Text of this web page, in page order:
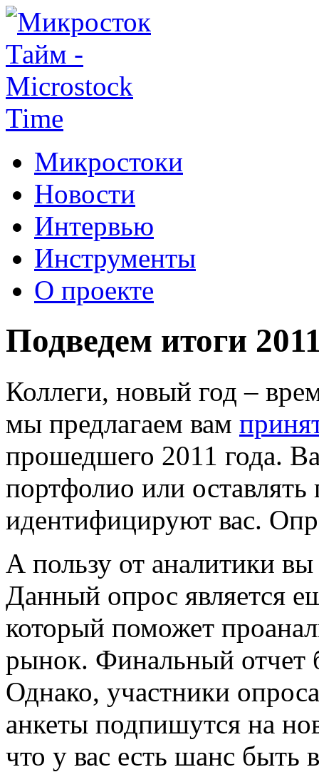
Микростоки
Новости
Интервью
Инструменты
О проекте
Подведем итоги
Коллеги, новый год –
мы предлагаем вам
прошедшего 2011 года.
портфолио или
идентифицируют вас.
А пользу от аналитики
Данный опрос является
который поможет
рынок. Финальный отчет
Однако, участники
анкеты подпишутся на
что у вас есть шанс быть